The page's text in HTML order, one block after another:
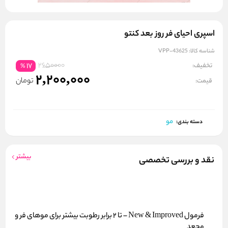
اسپری احیای فر روز بعد کنتو
شناسه کالا: VPP-43625
تخفیف: 2650000
17
%
قیمت: 2,200,000 تومان
دسته بندی: مو
نقد و بررسی تخصصی بیشتر
فرمولNew & Improved – تا ۲ برابر رطوبت بیشتر
برای موهای فر و